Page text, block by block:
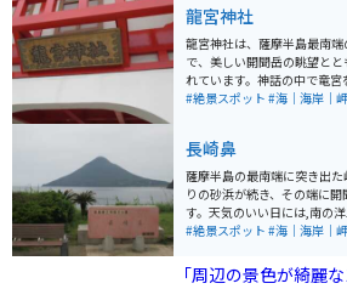
はヒスイカズラなどの熱帯植
す。 指宿温泉を抜けた先にあり、園内は色々な花々や
木々のテーマパークに分か
時間30分ぐらいで一周でき
は海を見下ろせ、晴れていれ
龍宮神社
龍宮神社は、薩摩半島最南
で、美しい開聞岳の眺望と
れています。神話の中で竜
（乙姫様）の物語が語り継が
て大切にされ、貝殻に願いを
と素敵な出会いがあると言わ
#絶景スポット #海｜海岸｜岬
長崎鼻
薩摩半島の最南端に突き出
りの砂浜が続き、その端に
す。天気のいい日には,南の
を望むことができます。遊歩
限地とされ、国の特別天然
#絶景スポット #海｜海岸｜岬
「周辺の景色が綺麗